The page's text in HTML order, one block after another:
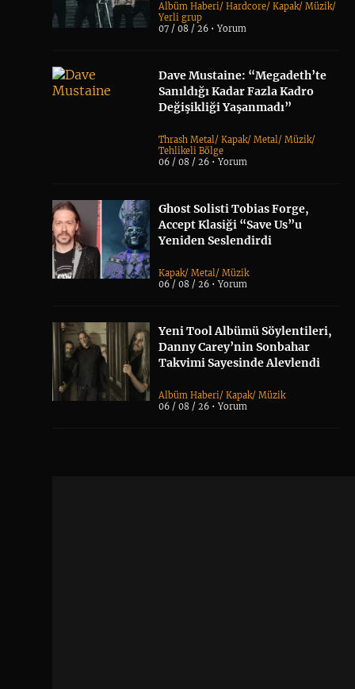
Albüm Haberi/Hardcore/Kapak/Müzik/
Yerli grup
07 / 08 / 26 •Yorum
Dave Mustaine: “Megadeth’te
Sanıldığı Kadar Fazla Kadro
Değişikliği Yaşanmadı”
Thrash Metal/Kapak/Metal/Müzik/
Tehlikeli Bölge
06 / 08 / 26 •Yorum
Ghost Solisti Tobias Forge,
Accept Klasiği “Save Us”u
Yeniden Seslendirdi
Kapak/Metal/Müzik
06 / 08 / 26 •Yorum
Yeni Tool Albümü Söylentileri,
Danny Carey’nin Sonbahar
Takvimi Sayesinde Alevlendi
Albüm Haberi/Kapak/Müzik
06 / 08 / 26 •Yorum